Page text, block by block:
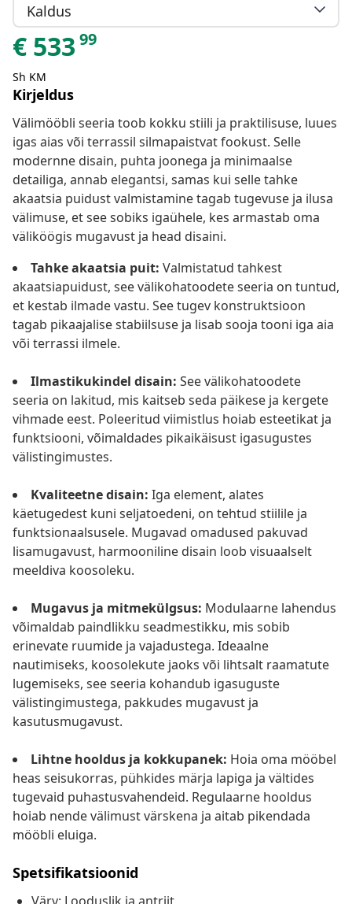
Kaldus
€ 533 99
Sh KM
Kirjeldus
Välimööbli seeria toob kokku stiili ja praktilisuse, luues
igas aias või terrassil silmapaistvat fookust. Selle
modernne disain, puhta joonega ja minimaalse
detailiga, annab elegantsi, samas kui selle tahke
akaatsia puidust valmistamine tagab tugevuse ja ilusa
välimuse, et see sobiks igaühele, kes armastab oma
väliköögis mugavust ja head disaini.
Tahke akaatsia puit: Valmistatud tahkest
akaatsiapuidust, see välikohatoodete seeria on tuntud,
et kestab ilmade vastu. See tugev konstruktsioon
tagab pikaajalise stabiilsuse ja lisab sooja tooni iga aia
või terrassi ilmele.
Ilmastikukindel disain: See välikohatoodete
seeria on lakitud, mis kaitseb seda päikese ja kergete
vihmade eest. Poleeritud viimistlus hoiab esteetikat ja
funktsiooni, võimaldades pikaikäisust igasugustes
välistingimustes.
Kvaliteetne disain: Iga element, alates
käetugedest kuni seljatoedeni, on tehtud stiilile ja
funktsionaalsusele. Mugavad omadused pakuvad
lisamugavust, harmooniline disain loob visuaalselt
meeldiva koosoleku.
Mugavus ja mitmekülgsus: Modulaarne lahendus
võimaldab paindlikku seadmestikku, mis sobib
erinevate ruumide ja vajadustega. Ideaalne
nautimiseks, koosolekute jaoks või lihtsalt raamatute
lugemiseks, see seeria kohandub igasuguste
välistingimustega, pakkudes mugavust ja
kasutusmugavust.
Lihtne hooldus ja kokkupanek: Hoia oma mööbel
heas seisukorras, pühkides märja lapiga ja vältides
tugevaid puhastusvahendeid. Regulaarne hooldus
hoiab nende välimust värskena ja aitab pikendada
mööbli eluiga.
Spetsifikatsioonid